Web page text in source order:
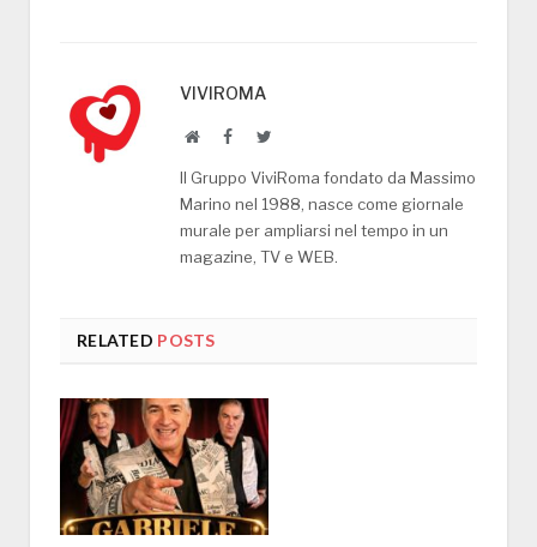
VIVIROMA
WebsiteFacebookTwitter
Il Gruppo ViviRoma fondato da Massimo
Marino nel 1988, nasce come giornale
murale per ampliarsi nel tempo in un
magazine, TV e WEB.
RELATED POSTS